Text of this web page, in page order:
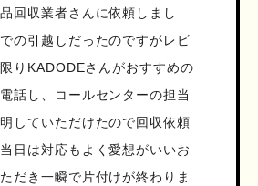
回収業者さんに依頼しまし
の引越しだったのですがレビ
りKADODEさんがおすすめの
話し、コールセンターの担当
していただけたので回収依頼
日は対応もよく愛想がいいお
だき一瞬で片付けが終わりま